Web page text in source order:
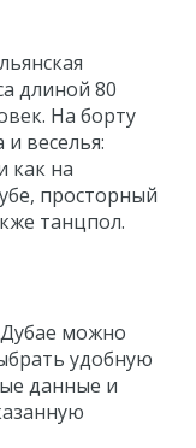
длиной 80
На борту
веселья:
как на
просторный
танцпол.
можно
удобную
данные и